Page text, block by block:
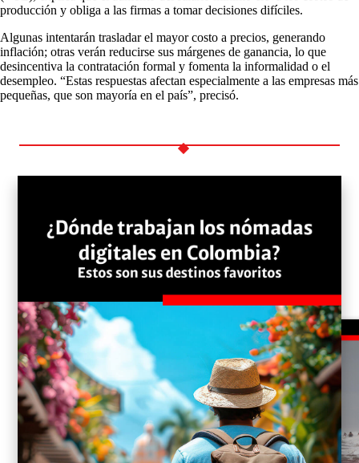
producción y obliga a las firmas a tomar decisiones difíciles.
Algunas intentarán trasladar el mayor costo a precios, generando
inflación; otras verán reducirse sus márgenes de ganancia, lo que
desincentiva la contratación formal y fomenta la informalidad o el
desempleo. “Estas respuestas afectan especialmente a las empresas más
pequeñas, que son mayoría en el país”, precisó.